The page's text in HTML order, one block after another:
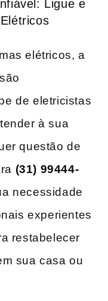
Ligue e
elétricos, a
de eletricistas
à sua
questão de
(31) 99444-
necessidade
experientes
restabelecer
sua casa ou